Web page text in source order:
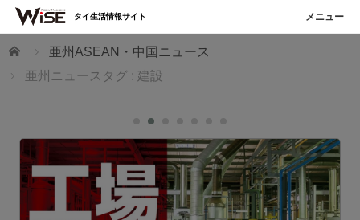
ホーム
亜州ASEAN・中国ニュース
亜州ニュースタグ : 建設
タイ生活情報サイト